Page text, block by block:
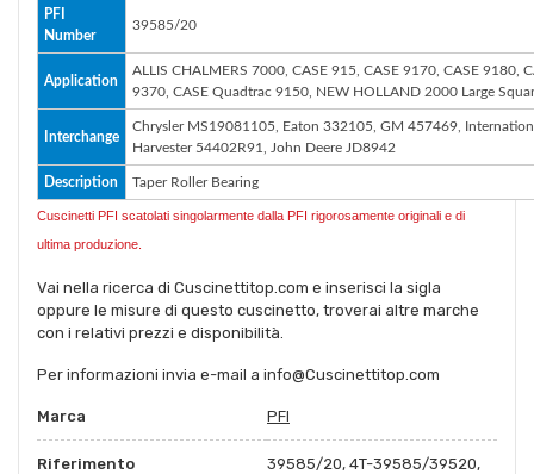
PFI
Number
39585/20
Application
ALLIS CHALMERS 7000, CASE 915, CASE 9170, CASE 9180,
9370, CASE Quadtrac 9150, NEW HOLLAND 2000 Large
Interchange
Chrysler MS19081105, Eaton 332105, GM 457469,
Harvester 54402R91, John Deere JD8942
Description Taper Roller Bearing
Cuscinetti PFI scatolati singolarmente dalla PFI rigorosamente originali e di
ultima produzione.
Vai nella ricerca di Cuscinettitop.com e inserisci la sigla
oppure le misure di questo cuscinetto, troverai altre marche
con i relativi prezzi e disponibilità.
Per informazioni invia e-mail a info@Cuscinettitop.com
Marca PFI
Riferimento
39585/20, 4T-39585/39520,